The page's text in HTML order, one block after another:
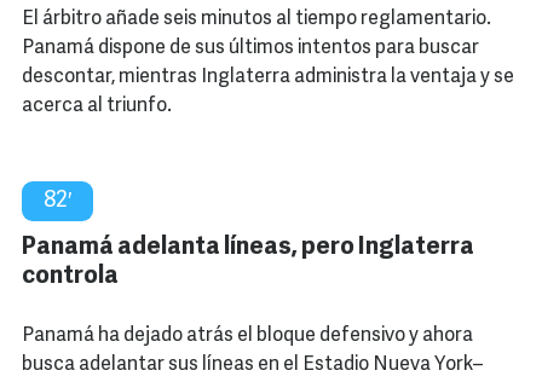
El árbitro añade seis minutos al tiempo reglamentario.
Panamá dispone de sus últimos intentos para buscar
descontar, mientras Inglaterra administra la ventaja y se
acerca al triunfo.
82′
Panamá adelanta líneas, pero Inglaterra
controla
Panamá ha dejado atrás el bloque defensivo y ahora
busca adelantar sus líneas en el Estadio Nueva York–